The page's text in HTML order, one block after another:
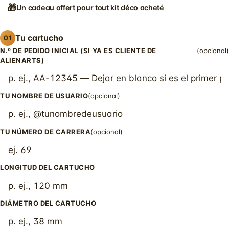
🎁Un cadeau offert pour tout kit déco acheté
01 Tu cartucho
N.º DE PEDIDO INICIAL (SI YA ES CLIENTE DE
ALIENARTS)
(opcional)
TU NOMBRE DE USUARIO(opcional)
TU NÚMERO DE CARRERA(opcional)
LONGITUD DEL CARTUCHO
DIÁMETRO DEL CARTUCHO